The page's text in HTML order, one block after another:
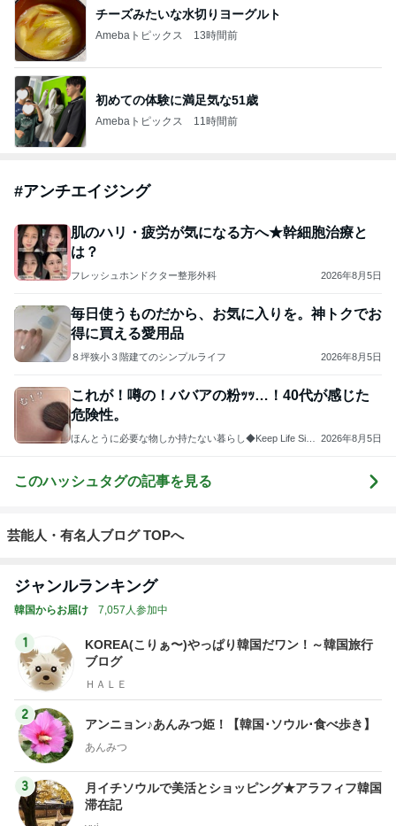
チーズみたいな水切りヨーグルト
Amebaトピックス 13時間前
初めての体験に満足気な51歳
Amebaトピックス 11時間前
#アンチエイジング
肌のハリ・疲労が気になる方へ★幹細胞治療と
は？
フレッシュホンドクター整形外科 2026年8月5日
毎日使うものだから、お気に入りを。神トクでお
得に買える愛用品
８坪狭小３階建てのシンプルライフ 2026年8月5日
これが！噂の！ババアの粉ｯｯ…！40代が感じた
危険性。
ほんとうに必要な物しか持たない暮らし◆Keep Life Simpl 2026年8月5日
このハッシュタグの記事を見る
芸能人・有名人ブログ TOPへ
ジャンルランキング
韓国からお届け 7,057人参加中
1
KOREA(こりぁ〜)やっぱり韓国だワン！～韓国旅行
ブログ
ＨＡＬＥ
2
アンニョン♪あんみつ姫！【韓国･ソウル･食べ歩き】
あんみつ
3
月イチソウルで美活とショッピング★アラフィフ韓国
滞在記